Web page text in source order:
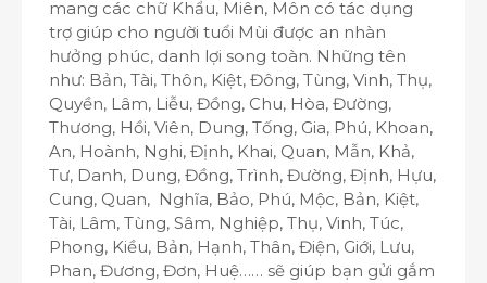
mang các chữ Khẩu, Miên, Môn có tác dụng
trợ giúp cho người tuổi Mùi được an nhàn
hưởng phúc, danh lợi song toàn. Những tên
như: Bản, Tài, Thôn, Kiệt, Đông, Tùng, Vinh, Thụ,
Quyền, Lâm, Liễu, Đồng, Chu, Hòa, Đường,
Thương, Hồi, Viên, Dung, Tống, Gia, Phú, Khoan,
An, Hoành, Nghi, Định, Khai, Quan, Mẫn, Khả,
Tư, Danh, Dung, Đồng, Trình, Đường, Định, Hựu,
Cung, Quan, Nghĩa, Bảo, Phú, Mộc, Bản, Kiệt,
Tài, Lâm, Tùng, Sâm, Nghiệp, Thụ, Vinh, Túc,
Phong, Kiều, Bản, Hạnh, Thân, Điện, Giới, Lưu,
Phan, Đương, Đơn, Huệ…… sẽ giúp bạn gửi gắm